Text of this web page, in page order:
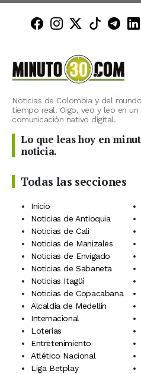
Minuto30 en
Minuto30 en
Minuto30
Noticias de Colombia y del
tiempo real. Oigo, veo y leo en
comunicación nativo digital.
Lo que leas hoy en
noticia.
Todas las secciones
Inicio
Noticias de Antioquia
Noticias de Cali
Noticias de Manizales
Noticias de Envigado
Noticias de Sabaneta
Noticias Itagüí
Noticias de Copacabana
Alcaldía de Medellín
Internacional
Loterías
Entretenimiento
Atlético Nacional
Liga Betplay